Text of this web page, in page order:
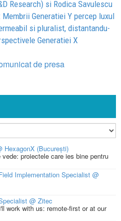
Research) si Rodica Savulescu
Membrii Generatiei Y percep luxul
si pluralist, distantandu-
Generatiei X
de presa
HexagonX (București)
proiectele care ies bine pentru
Implementation Specialist @
@ Zitec
work with us: remote-first or at our